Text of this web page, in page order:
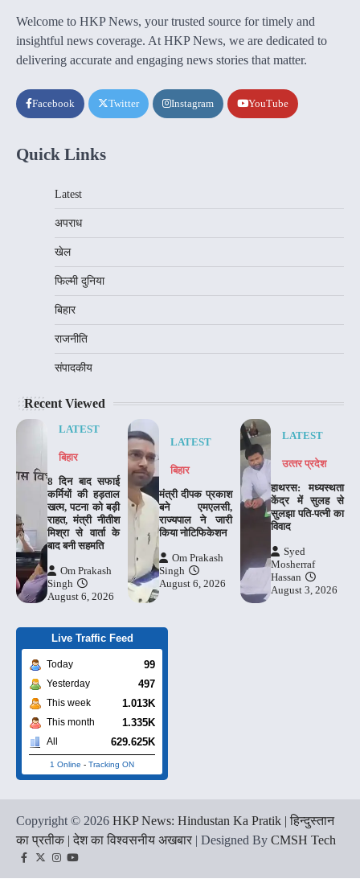
Welcome to HKP News, your trusted source for timely and
insightful news coverage. At HKP News, we are dedicated to
delivering accurate and engaging news stories that matter.
Facebook Twitter Instagram YouTube
Quick Links
Latest
अपराध
खेल
फिल्मी दुनिया
बिहार
राजनीति
संपादकीय
Recent Viewed
LATEST
बिहार
8 दिन बाद सफाई
कर्मियों की हड़ताल
खत्म, पटना को बड़ी
राहत, मंत्री नीतीश
मिश्रा से वार्ता के
बाद बनी सहमति
Om Prakash
Singh
August 6, 2026
LATEST
बिहार
मंत्री दीपक प्रकाश
बने एमएलसी,
राज्यपाल ने जारी
किया नोटिफिकेशन
Om Prakash
Singh
August 6, 2026
LATEST
उत्‍तर प्रदेश
हाथरस: मध्यस्थता
केंद्र में सुलह से
सुलझा पति-पत्नी का
विवाद
Syed
Mosherraf
Hassan
August 3, 2026
Live Traffic Feed
Today 99
Yesterday 497
This week 1.013K
This month 1.335K
All 629.625K
1 Online - Tracking ON
Copyright © 2026 HKP News: Hindustan Ka Pratik | हिन्दुस्तान
का प्रतीक | देश का विश्वसनीय अखबार | Designed By CMSH Tech
Facebook
TwitterInstagram
YouTube